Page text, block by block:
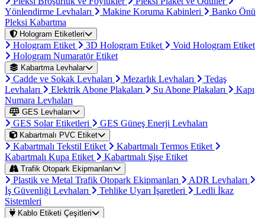
Yönlendirme Levhaları
Makine Koruma Kabinleri
Banko Önü
Pleksi Kabartma
Hologram Etiketleri
Hologram Etiket 3D Hologram Etiket
Void Hologram Etiket
Hologram Numaratör Etiket
Kabartma Levhalar
Cadde ve Sokak Levhaları Mezarlık Levhaları
Tedaş
Levhaları
Elektrik Abone Plakaları Su Abone Plakaları
Kapı
Numara Levhaları
GES Levhaları
GES Solar Etiketleri GES Güneş Enerji Levhaları
Kabartmalı PVC Etiket
Kabartmalı Tekstil Etiket
Kabartmalı Termos Etiket
Kabartmalı Kupa Etiket
Kabartmalı Şişe Etiket
Trafik Otopark Ekipmanları
Plastik ve Metal Trafik Otopark Ekipmanları
ADR Levhaları
İş Güvenliği Levhaları
Tehlike Uyarı İşaretleri
Ledli İkaz
Sistemleri
Kablo Etiketi Çeşitleri